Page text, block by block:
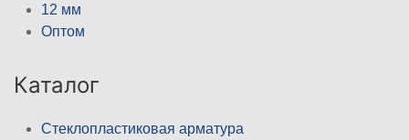
12 мм
Оптом
Каталог
Стеклопластиковая арматура